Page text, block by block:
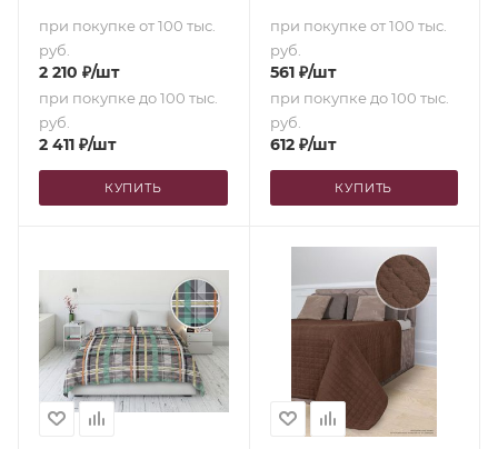
при покупке от 100 тыс.
руб.
2 210 ₽/шт
при покупке до 100 тыс.
руб.
2 411 ₽/шт
КУПИТЬ
при покупке от 100 тыс.
руб.
561₽/шт
при покупке до 100 тыс.
руб.
612₽/шт
КУПИТЬ